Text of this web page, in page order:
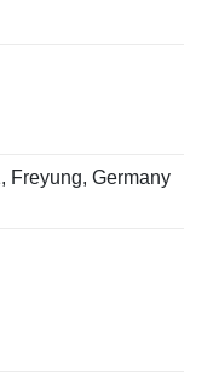
Freyung, Germany